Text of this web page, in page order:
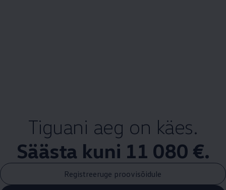
Tiguani aeg on käes.
Säästa kuni 11 080 €.
Registreeruge proovisõidule